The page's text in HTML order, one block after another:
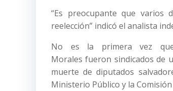
“Es preocupante que varios
reelección” indicó el analista
No es la primera vez
Morales fueron sindicados de
muerte de diputados
Ministerio Público y la